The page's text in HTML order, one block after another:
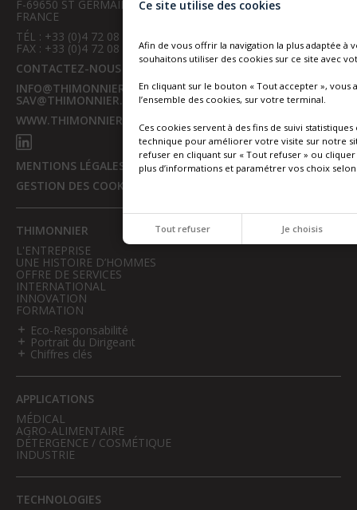
F-69650 ST GERMAIN AU MONT D’OR
FRANCE
TÉL : +33 (0)4 72 08 19 19
FAX : +33 (0)4 72 08 19 00
CONTACTEZ-NOUS
INFO@THIMONNIER.FR
SAV@THIMONNIER.FR
WWW.THIMONNIER.COM
MENTIONS LÉGALES
GESTION DES COOKIES
THIMONNIER
L'ENTREPRISE
UNE HISTOIRE D’HOMMES
OFFRE DE SERVICES
INTERNATIONAL
INNOVATION
FORMATION
Eco-Responsabilité
Portrait du Dirigeant
Chiffres clés
APPLICATIONS
MÉDICAL
AGRO-ALIMENTAIRE
DÉTERGENCE / COSMÉTIQUE
INDUSTRIE
TECHNOLOGIES
Ce site utilise des cookies
Afin de vous offrir la navigation la plus adaptée à
souhaitons utiliser des cookies sur ce site avec
En cliquant sur le bouton « Tout accepter », vous
l’ensemble des cookies, sur votre terminal.
Ces cookies servent à des fins de suivi
technique pour améliorer votre visite sur notre
refuser en cliquant sur « Tout refuser » ou cliquer
plus d’informations et paramétrer vos choix
Tout refuser Je choisis